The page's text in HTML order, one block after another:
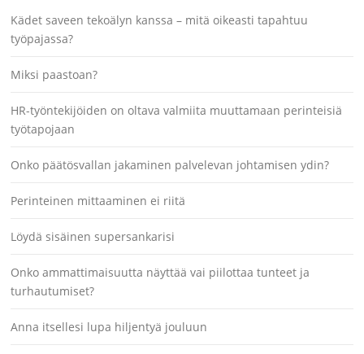
Kädet saveen tekoälyn kanssa – mitä oikeasti tapahtuu
työpajassa?
Miksi paastoan?
HR-työntekijöiden on oltava valmiita muuttamaan perinteisiä
työtapojaan
Onko päätösvallan jakaminen palvelevan johtamisen ydin?
Perinteinen mittaaminen ei riitä
Löydä sisäinen supersankarisi
Onko ammattimaisuutta näyttää vai piilottaa tunteet ja
turhautumiset?
Anna itsellesi lupa hiljentyä jouluun